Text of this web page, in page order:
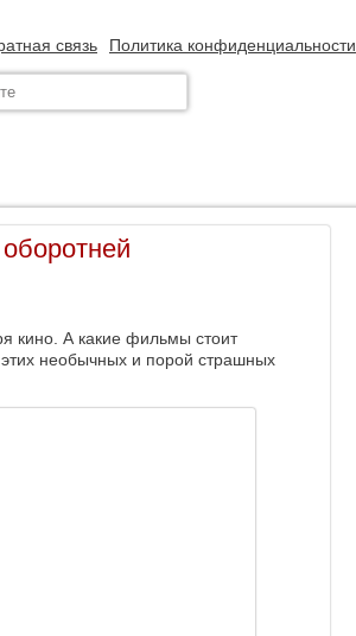
связь Политика конфиденциальности
кино. А какие фильмы стоит
необычных и порой страшных